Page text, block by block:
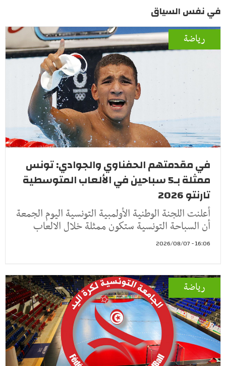
في نفس السياق
رياضة
في مقدمتهم الحفناوي والجوادي: تونس
ممثلة بـ5 سباحين في الألعاب المتوسطية
تارنتو 2026
أعلنت اللجنة الوطنية الأولمبية التونسية اليوم الجمعة
أن السباحة التونسية ستكون ممثلة خلال الالعاب
16:06 - 2026/08/07
رياضة